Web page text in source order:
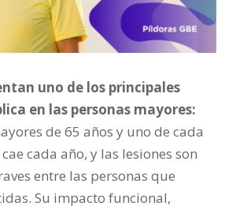
uno de los principales
en las personas mayores:
de 65 años y uno de cada
cada año, y las lesiones son
entre las personas que
Su impacto funcional,